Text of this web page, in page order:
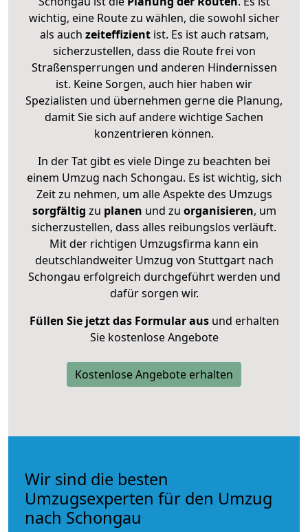
wichtig, eine Route zu wählen, die sowohl sicher
als auch zeiteffizientist. Es ist auch ratsam,
sicherzustellen, dass die Route frei von
Straßensperrungen und anderen Hindernissen
ist. Keine Sorgen, auch hier haben wir
Spezialisten und übernehmen gerne die Planung,
damit Sie sich auf andere wichtige Sachen
konzentrieren können.
In der Tat gibt es viele Dinge zu beachten bei
einem Umzug nach Schongau. Es ist wichtig, sich
Zeit zu nehmen, um alle Aspekte des Umzugs
sorgfältig zu planen und zu organisieren, um
sicherzustellen, dass alles reibungslos verläuft.
Mit der richtigen Umzugsfirma kann ein
deutschlandweiter Umzug von Stuttgart nach
Schongau erfolgreich durchgeführt werden und
dafür sorgen wir.
Füllen Sie jetzt das Formular ausund erhalten
Sie kostenlose Angebote
Kostenlose Angebote erhalten
Wir sind die besten
Umzugsexperten für den Umzug
nach Schongau